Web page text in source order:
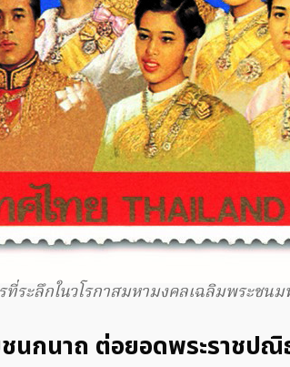
ระลึกในวโรกาสมหามงคลเฉลิมพระชน
นกนาถ ต่อยอดพระราชปณิ